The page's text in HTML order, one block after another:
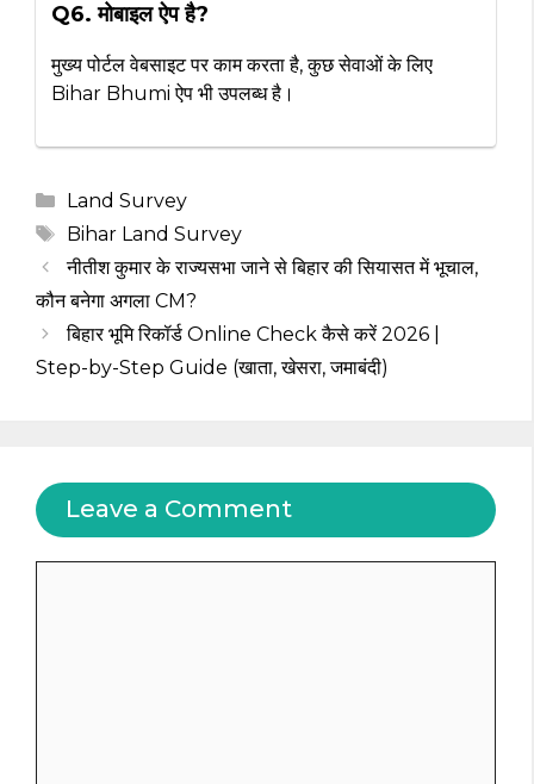
Q6. मोबाइल ऐप है?
मुख्य पोर्टल वेबसाइट पर काम करता है, कुछ सेवाओं के लिए
Bihar Bhumi ऐप भी उपलब्ध है।
Categories
Land Survey
Tags
Bihar Land Survey
नीतीश कुमार के राज्यसभा जाने से बिहार की सियासत में भूचाल,
कौन बनेगा अगला CM?
बिहार भूमि रिकॉर्ड Online Check कैसे करें 2026 |
Step-by-Step Guide (खाता, खेसरा, जमाबंदी)
Leave a Comment